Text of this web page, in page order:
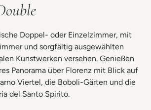
Doppel- oder Einzelzimmer, mit
und sorgfältig ausgewählten
Kunstwerken versehen. Genießen
Panorama über Florenz mit Blick auf
Viertel, die Boboli-Gärten und die
del Santo Spirito.